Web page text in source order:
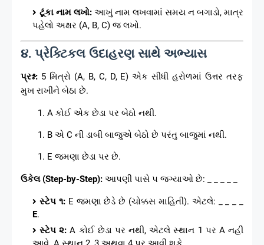
ટૂંકા નામ લખો: આખું નામ લખવામાં સમય ન બગાડો, માત્ર
પહેલો અક્ષર (A, B, C) જ લખો.
૪. પ્રેક્ટિકલ ઉદાહરણ સાથે અભ્યાસ
પ્રશ્ન: 5 મિત્રો (A, B, C, D, E) એક સીધી હરોળમાં ઉત્તર તરફ
મુખ રાખીને બેઠા છે.
A કોઈ એક છેડા પર બેઠો નથી.
B એ C ની ડાબી બાજુએ બેઠો છે પરંતુ બાજુમાં નથી.
E જમણા છેડા પર છે.
ઉકેલ (Step-by-Step): આપણી પાસે ૫ જગ્યાઓ છે: _ _ _ _ _
સ્ટેપ ૧:E જમણા છેડે છે (ચોક્કસ માહિતી). એટલે: _ _ _ _
E.
સ્ટેપ ૨: A કોઈ છેડા પર નથી, એટલે સ્થાન 1 પર A નહીં